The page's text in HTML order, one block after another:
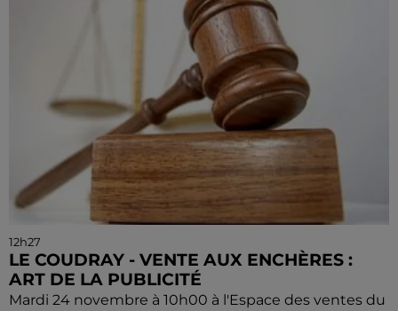
12h27
LE COUDRAY - VENTE AUX ENCHÈRES :
ART DE LA PUBLICITÉ
Mardi 24 novembre à 10h00 à l'Espace des ventes du